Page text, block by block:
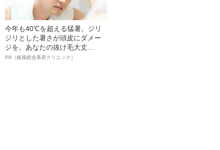
今年も40℃を超える猛暑。ジリ
ジリとした暑さが頭皮にダメー
ジを。あなたの抜け毛大丈
夫！？
PR（銀座総合美容クリニック）